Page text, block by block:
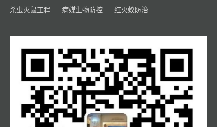
杀虫灭鼠工程 病媒生物防控 红火蚁防治